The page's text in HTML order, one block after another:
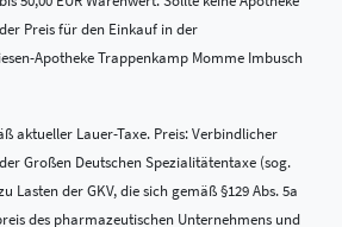
Preis für den Einkauf in der
Apotheke Trappenkamp Momme Imbusch
aktueller Lauer-Taxe. Preis: Verbindlicher
Großen Deutschen Spezialitätentaxe (sog.
Lasten der GKV, die sich gemäß §129 Abs. 5a
des pharmazeutischen Unternehmens und